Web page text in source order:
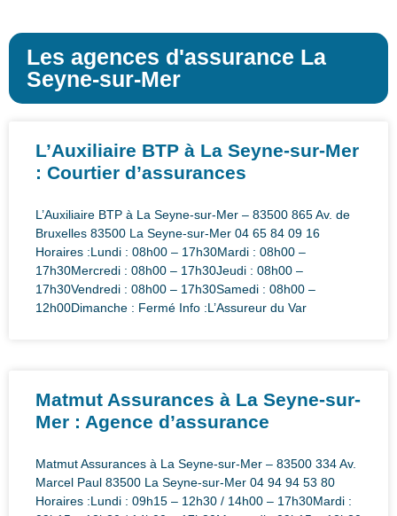
Les agences d'assurance La
Seyne-sur-Mer
L’Auxiliaire BTP à La Seyne-sur-Mer
: Courtier d’assurances
L’Auxiliaire BTP à La Seyne-sur-Mer – 83500 865 Av. de
Bruxelles 83500 La Seyne-sur-Mer 04 65 84 09 16
Horaires :Lundi : 08h00 – 17h30Mardi : 08h00 –
17h30Mercredi : 08h00 – 17h30Jeudi : 08h00 –
17h30Vendredi : 08h00 – 17h30Samedi : 08h00 –
12h00Dimanche : Fermé Info :L’Assureur du Var
Matmut Assurances à La Seyne-sur-
Mer : Agence d’assurance
Matmut Assurances à La Seyne-sur-Mer – 83500 334 Av.
Marcel Paul 83500 La Seyne-sur-Mer 04 94 94 53 80
Horaires :Lundi : 09h15 – 12h30 / 14h00 – 17h30Mardi :